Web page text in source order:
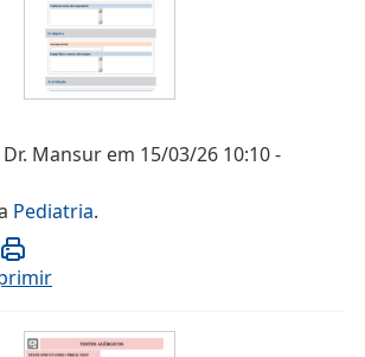
Dr. Mansur em 15/03/26 10:10-
Pediatria.